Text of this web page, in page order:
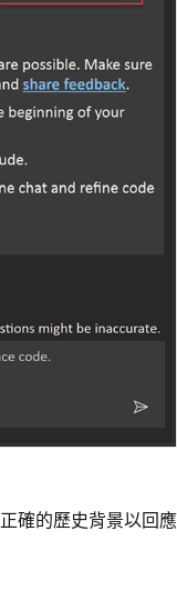
確的歷史背景以回應